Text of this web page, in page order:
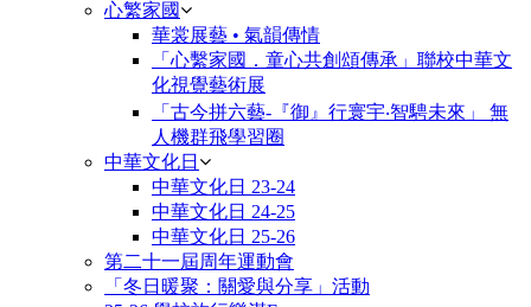
心繁家國
華裳展藝 • 氣韻傳情
「心繫家國．童心共創頌傳承」聯校中華文
化視覺藝術展
「古今拼六藝-『御』行寰宇‧智騁未來」 無
人機群飛學習圈
中華文化日
中華文化日 23-24
中華文化日 24-25
中華文化日 25-26
第二十一屆周年運動會
「冬日暖聚：關愛與分享」活動